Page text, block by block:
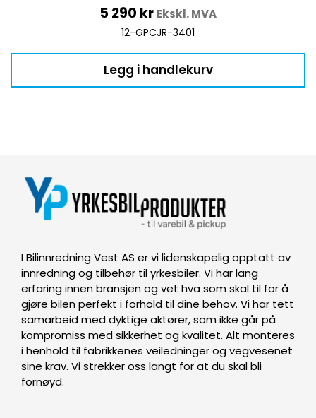
5 290 kr Ekskl. MVA
12-GPCJR-3401
Legg i handlekurv
I Bilinnredning Vest AS er vi lidenskapelig opptatt av
innredning og tilbehør til yrkesbiler. Vi har lang
erfaring innen bransjen og vet hva som skal til for å
gjøre bilen perfekt i forhold til dine behov. Vi har tett
samarbeid med dyktige aktører, som ikke går på
kompromiss med sikkerhet og kvalitet. Alt monteres
i henhold til fabrikkenes veiledninger og vegvesenet
sine krav. Vi strekker oss langt for at du skal bli
fornøyd.